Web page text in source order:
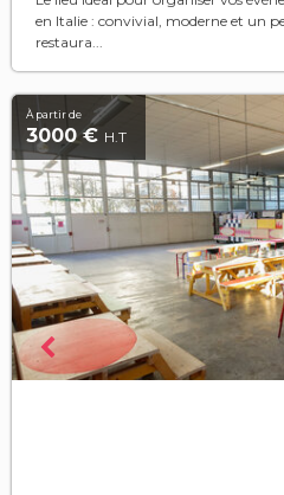
en Italie : convivial, moderne et un
restaura...
À partir de
3000 € H.T